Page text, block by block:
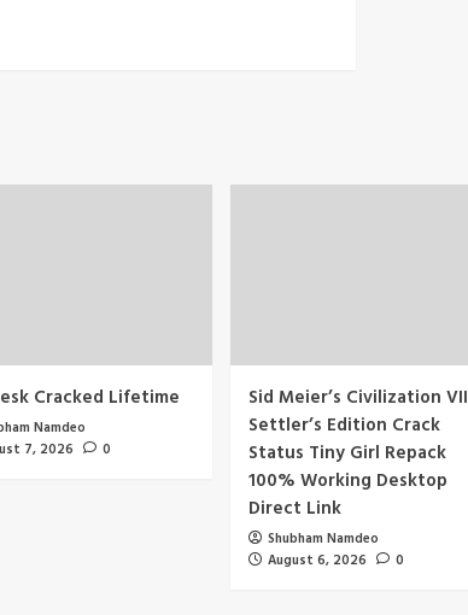
Cracked Lifetime
Namdeo
7, 2026
0
Sid Meier’s Civilization VII
Settler’s Edition Crack
Status Tiny Girl Repack
100% Working Desktop
Direct Link
Shubham Namdeo
August 6, 2026
0